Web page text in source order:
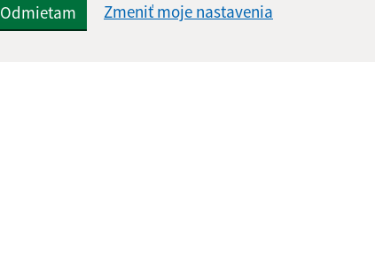
Odmietam Zmeniť moje nastavenia